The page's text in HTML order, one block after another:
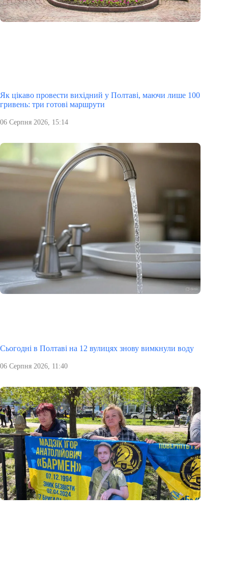
Як цікаво провести вихідний у Полтаві, маючи лише 100
гривень: три готові маршрути
06 Серпня 2026, 15:14
Сьогодні в Полтаві на 12 вулицях знову вимкнули воду
06 Серпня 2026, 11:40